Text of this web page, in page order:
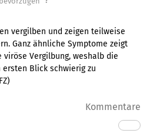
vergilben und zeigen teilweise
Ganz ähnliche Symptome zeigt
Vergilbung, weshalb die
Blick schwierig zu
)
Kommentare